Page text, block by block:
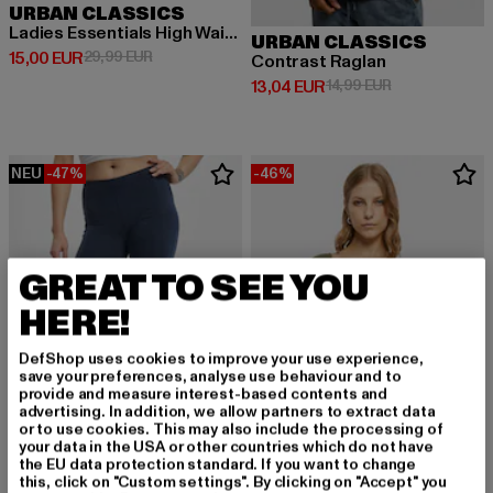
URBAN CLASSICS
Ladies Essentials High Waist Cycle
15,00 EUR
Derzeitiger Preis: 15,00 EUR
29,99 EURAktionspreis: 29,99 EUR
URBAN CLASSICS
Contrast Raglan
13,04 EUR
Derzeitiger Preis: 13,04 EUR
14,99 EURAktionspreis:
NEU -47%
URBAN CLASSICS
-46%
URBAN CLASSICS
GREAT TO SEE YOU
HERE!
DefShop uses cookies to improve your use experience,
save your preferences, analyse use behaviour and to
provide and measure interest-based contents and
advertising. In addition, we allow partners to extract data
or to use cookies. This may also include the processing of
your data in the USA or other countries which do not have
the EU data protection standard. If you want to change
this, click on "Custom settings". By clicking on "Accept" you